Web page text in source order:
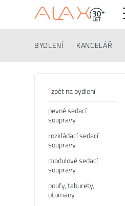
BYDLENÍ KANCELÁŘ
zpět na bydlení
pevné sedací
soupravy
rozkládací sedací
soupravy
modulové sedací
soupravy
poufy, taburety,
otomany